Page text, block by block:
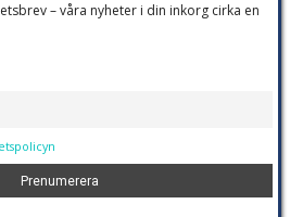
– våra nyheter i din inkorg cirka en